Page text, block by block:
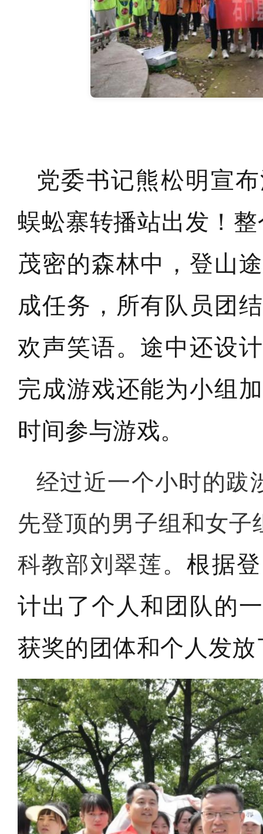
党委书记熊松明宣
蜈蚣寨转播站出发！
茂密的森林中，登山
成任务，所有队员团
欢声笑语。 途中还设
完成游戏还能为小组
时间参与游戏。
经过近一个小时的跋
先登顶的男子组和女
科教部刘翠莲。根据
计出了个人和团队的
获奖的团体和个人发